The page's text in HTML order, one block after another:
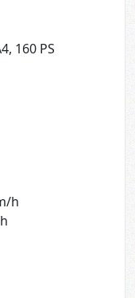
160 PS
h